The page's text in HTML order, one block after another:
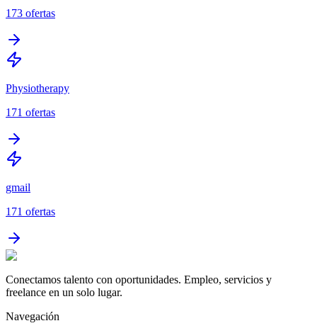
173 ofertas
Physiotherapy
171 ofertas
gmail
171 ofertas
Conectamos talento con oportunidades. Empleo, servicios y
freelance en un solo lugar.
Navegación